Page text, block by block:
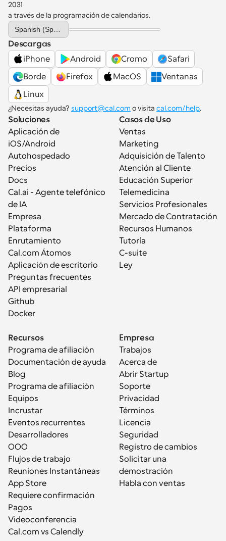
2031
a través de la programación de calendarios.
Select Language
Descargas
iPhone
Android Cromo
Safari
Borde
Firefox MacOS
Ventanas
Linux
¿Necesitas ayuda? support@cal.com o visita cal.com/help.
Soluciones
Aplicación de
iOS/Android
Autohospedado
Precios
Docs
Cal.ai - Agente telefónico
de IA
Empresa
Plataforma
Enrutamiento
Cal.com Átomos
Aplicación de escritorio
Preguntas frecuentes
API empresarial
Github
Docker
Casos de Uso
Ventas
Marketing
Adquisición de Talento
Atención al Cliente
Educación Superior
Telemedicina
Servicios Profesionales
Mercado de Contratación
Recursos Humanos
Tutoría
C-suite
Ley
Recursos
Programa de afiliación
Documentación de ayuda
Blog
Programa de afiliación
Equipos
Incrustar
Eventos recurrentes
Desarrolladores
OOO
Flujos de trabajo
Reuniones Instantáneas
App Store
Requiere confirmación
Pagos
Videoconferencia
Cal.com vs Calendly
Empresa
Trabajos
Acerca de
Abrir Startup
Soporte
Privacidad
Términos
Licencia
Seguridad
Registro de cambios
Solicitar una
demostración
Habla con ventas